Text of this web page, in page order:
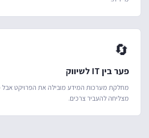
🔄
פער בין IT לשיווק
מחלקת מערכות המידע מובילה את הפרויקט אבל
מצליחה להעביר צרכים.